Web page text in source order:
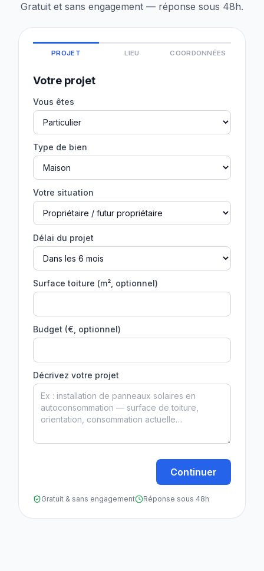
Gratuit et sans engagement — réponse sous 48h.
PROJET LIEU COORDONNÉES
Votre projet
Vous êtes
Type de bien
Votre situation
Délai du projet
Surface toiture (m², optionnel)
Budget (€, optionnel)
Décrivez votre projet
Continuer
Gratuit & sans engagement Réponse sous 48h